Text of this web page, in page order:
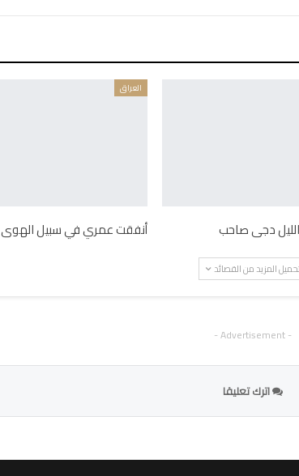
الليل دجى صاحب
العراق
أنفقت عمري في سبيل الهوى
المزيد من القصائد
- Advertisement -
اترك تعليقا